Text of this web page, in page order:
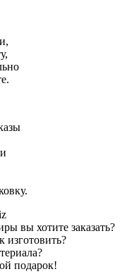
вы хотите заказать?
изготовить?
подарок!